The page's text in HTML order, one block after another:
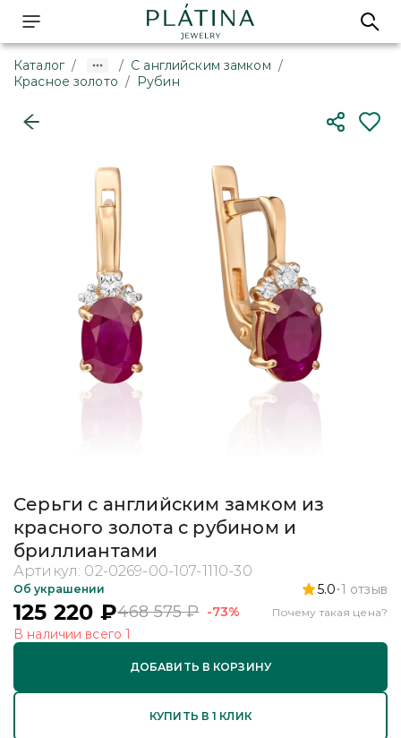
Каталог / / С английским замком /
Красное золото / Рубин
Серьги с английским замком из
красного золота с рубином и
бриллиантами
Артикул: 02-0269-00-107-1110-30
Об украшении 5.0 1 отзыв
125 220 ₽468 575₽ -73% Почему такая цена?
В наличии всего1
ДОБАВИТЬ В КОРЗИНУ
КУПИТЬ В 1 КЛИК